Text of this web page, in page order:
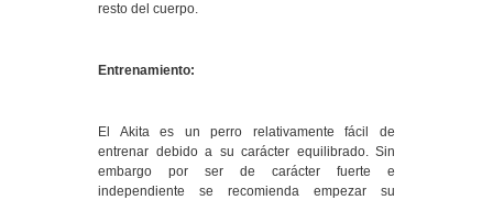
resto del cuerpo.
Entrenamiento:
El Akita es un perro relativamente fácil de
entrenar debido a su carácter equilibrado. Sin
embargo por ser de carácter fuerte e
independiente se recomienda empezar su